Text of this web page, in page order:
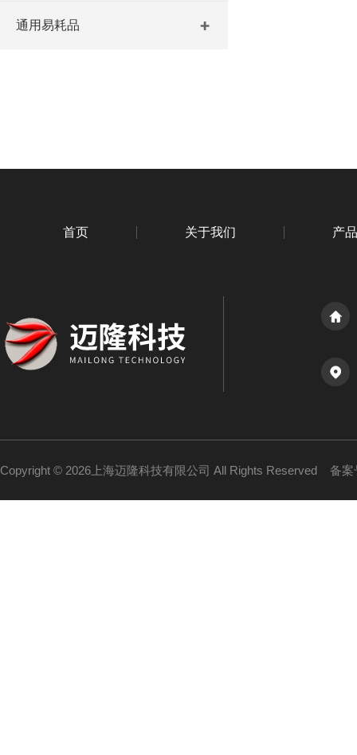
通用易耗品
首页 关于我们 产
Copyright © 2026上海迈隆科技有限公司 All Rights Reserved 备案